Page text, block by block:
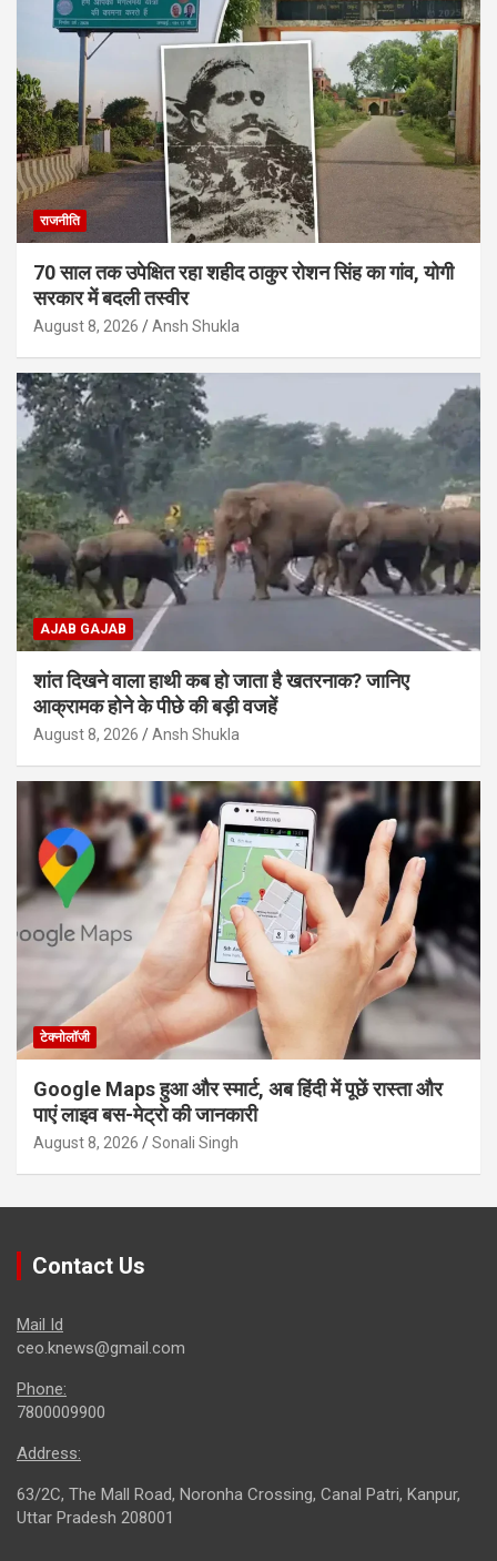
राजनीति
70 साल तक उपेक्षित रहा शहीद ठाकुर रोशन सिंह का गांव, योगी
सरकार में बदली तस्वीर
August 8, 2026 Ansh Shukla
AJAB GAJAB
शांत दिखने वाला हाथी कब हो जाता है खतरनाक? जानिए
आक्रामक होने के पीछे की बड़ी वजहें
August 8, 2026 Ansh Shukla
टेक्नोलॉजी
Google Maps हुआ और स्मार्ट, अब हिंदी में पूछें रास्ता और
पाएं लाइव बस-मेट्रो की जानकारी
August 8, 2026 Sonali Singh
Contact Us
Mail Id
ceo.knews@gmail.com
Phone:
7800009900
Address:
63/2C, The Mall Road, Noronha Crossing, Canal Patri, Kanpur,
Uttar Pradesh 208001